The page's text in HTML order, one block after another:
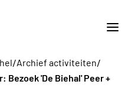
/Archief activiteiten/
Bezoek 'De Biehal' Peer +